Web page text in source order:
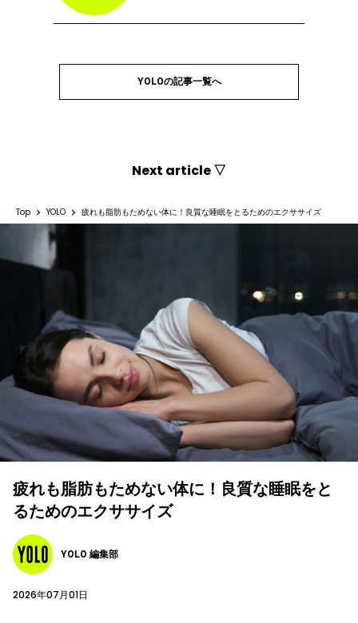
YOLOの記事一覧へ
Next article ▽
Top YOLO 疲れも脂肪もためない体に！良質な睡眠をとるためのエクササイズ
疲れも脂肪もためない体に！良質な睡眠をと
るためのエクササイズ
YOLO 編集部
2026年07月01日